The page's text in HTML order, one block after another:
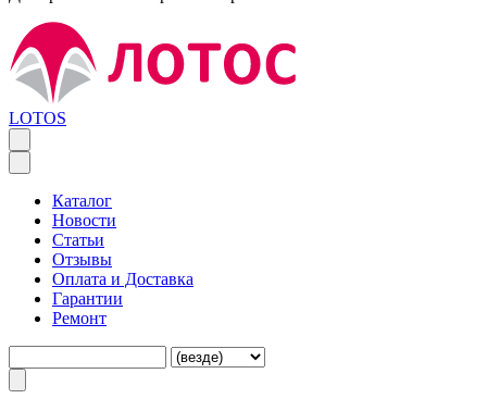
LOTOS
Каталог
Новости
Статьи
Отзывы
Оплата и Доставка
Гарантии
Ремонт